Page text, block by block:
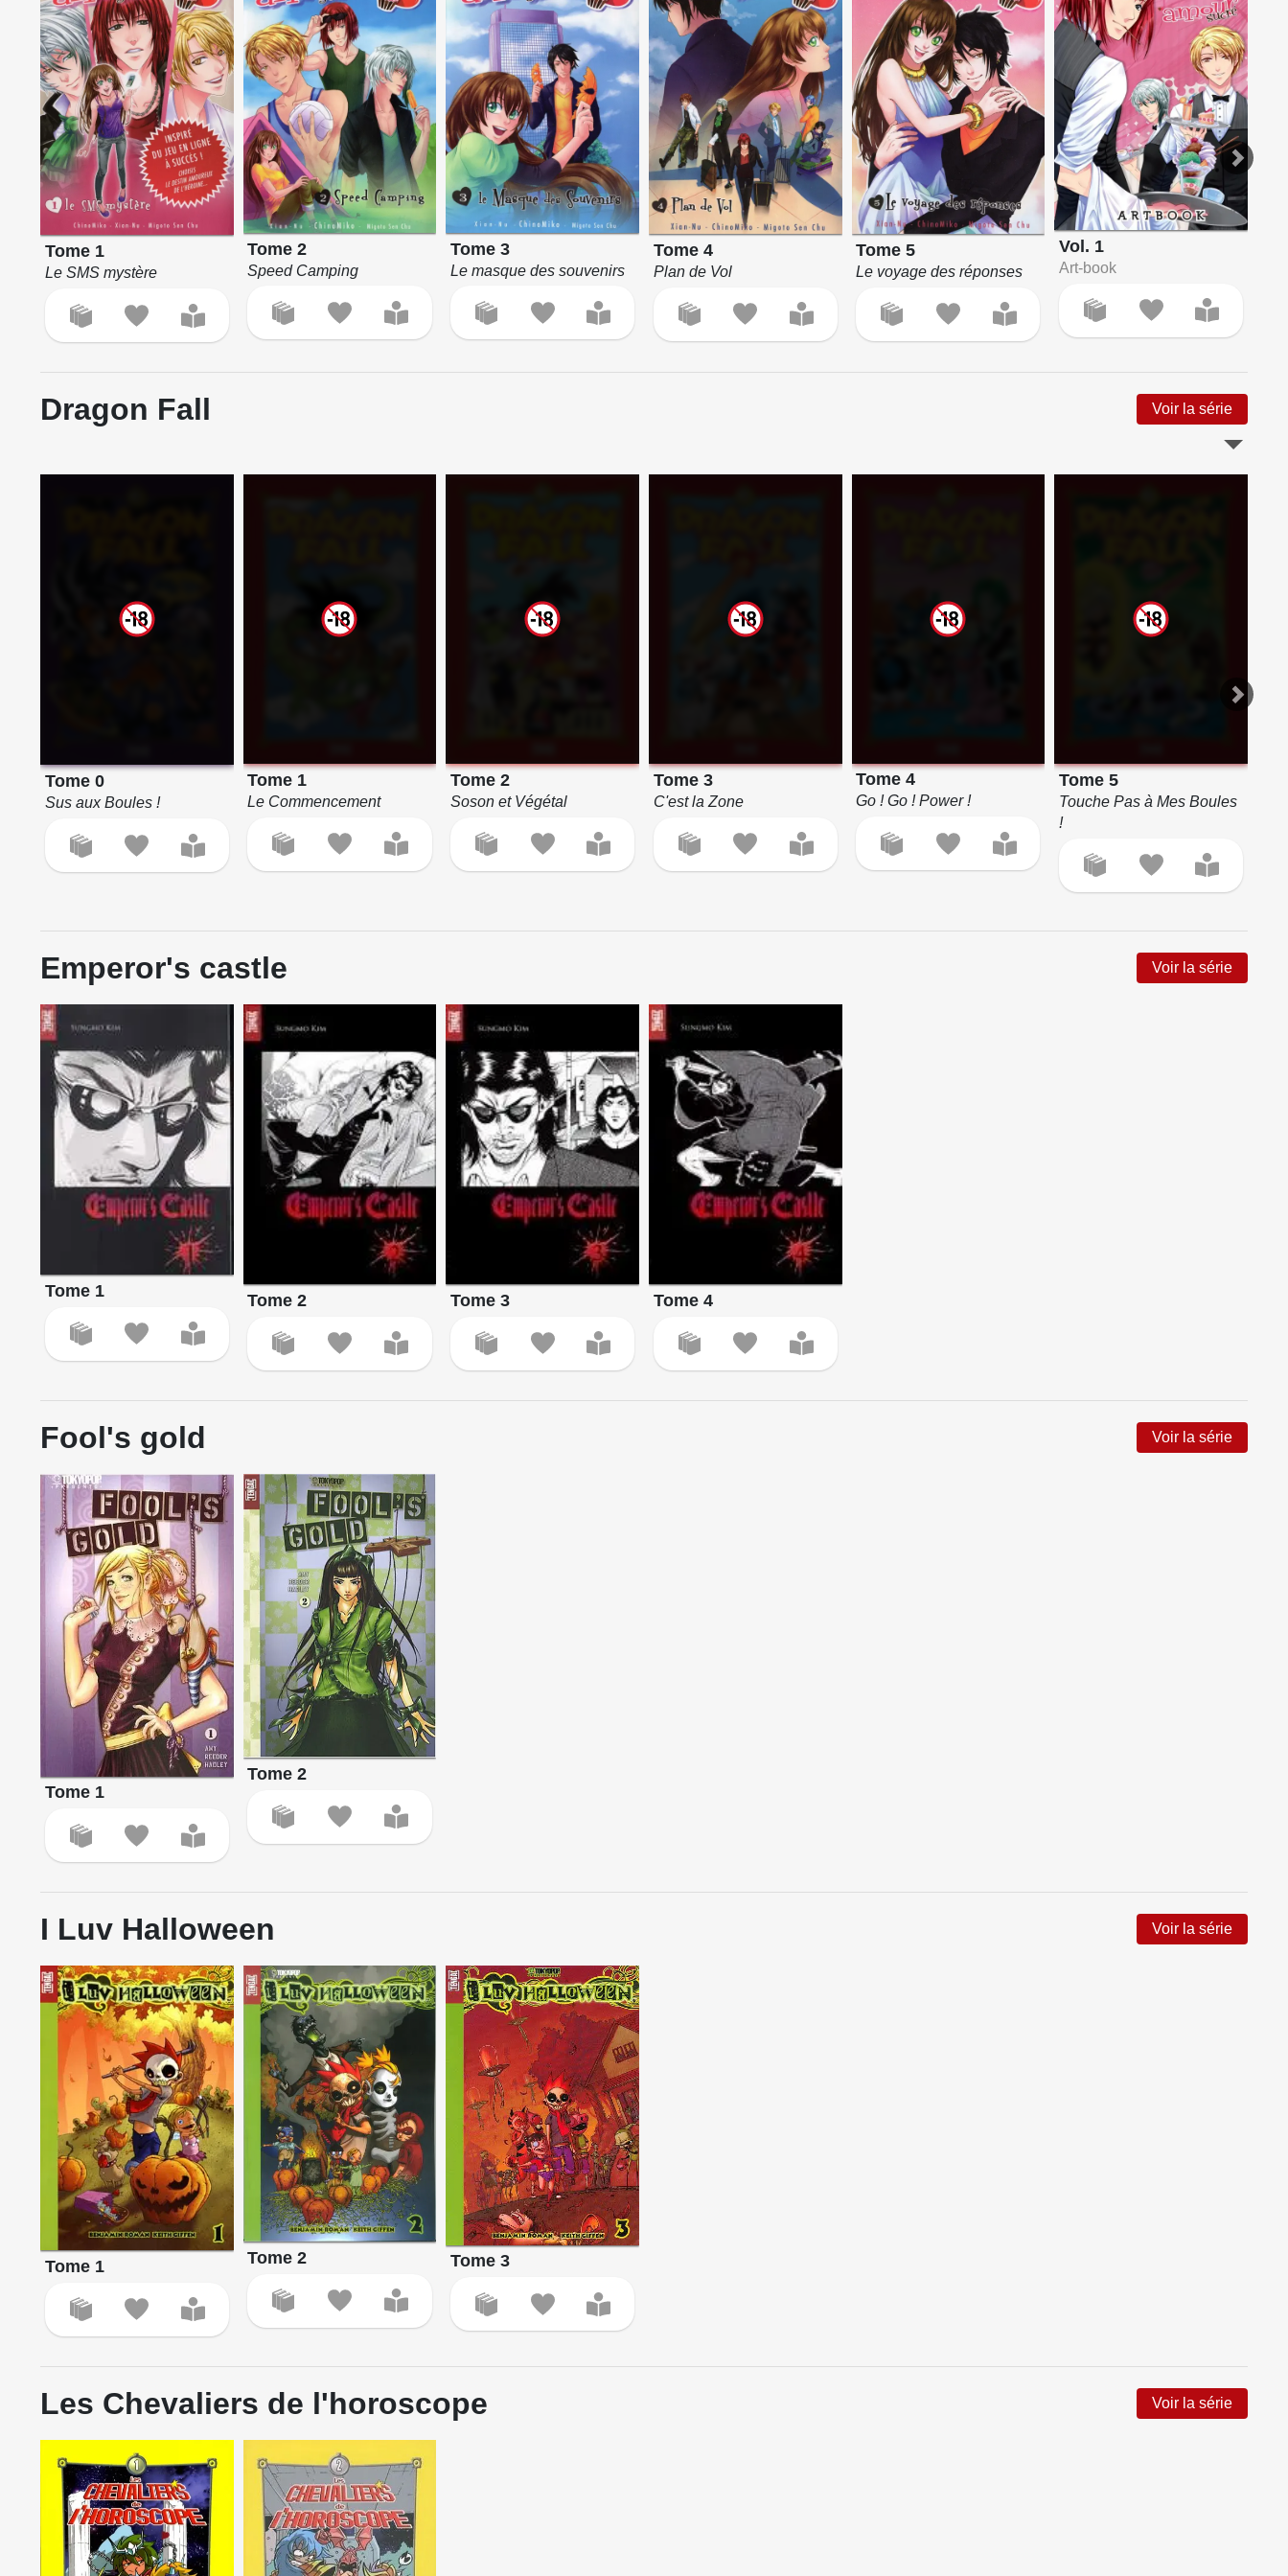
Tome 1
Le SMS mystère
Tome 2
Speed Camping
Tome 3
Le masque des souvenirs
Tome 4
Plan de Vol
Tome 5
Le voyage des réponses
Vol. 1
Art-book
Dragon Fall Voir la série
Tome 0
Sus aux Boules !
Tome 1
Le Commencement
Tome 2
Soson et Végétal
Tome 3
C'est la Zone
Tome 4
Go ! Go ! Power !
Tome 5
Touche Pas à Mes Boules
!
Emperor's castle Voir la série
Tome 1 Tome 2 Tome 3 Tome 4
Fool's gold Voir la série
Tome 1
Tome 2
I Luv Halloween Voir la série
Tome 1 Tome 2 Tome 3
Les Chevaliers de l'horoscope Voir la série